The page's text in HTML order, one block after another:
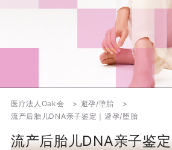
医疗法人Oak会
避孕/堕胎
流产后胎儿DNA亲子鉴定｜避孕/堕胎
流产后胎儿DNA亲子鉴定